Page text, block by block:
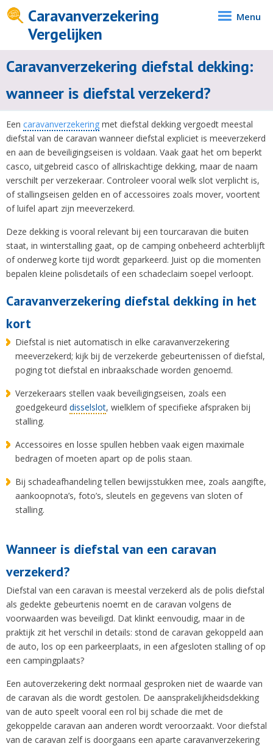
Caravanverzekering
Vergelijken
Menu
Caravanverzekering diefstal dekking:
wanneer is diefstal verzekerd?
Een caravanverzekering met diefstal dekking vergoedt meestal
diefstal van de caravan wanneer diefstal expliciet is meeverzekerd
en aan de beveiligingseisen is voldaan. Vaak gaat het om beperkt
casco, uitgebreid casco of allriskachtige dekking, maar de naam
verschilt per verzekeraar. Controleer vooral welk slot verplicht is,
of stallingseisen gelden en of accessoires zoals mover, voortent
of luifel apart zijn meeverzekerd.
Deze dekking is vooral relevant bij een tourcaravan die buiten
staat, in winterstalling gaat, op de camping onbeheerd achterblijft
of onderweg korte tijd wordt geparkeerd. Juist op die momenten
bepalen kleine polisdetails of een schadeclaim soepel verloopt.
Caravanverzekering diefstal dekking in het
kort
Diefstal is niet automatisch in elke caravanverzekering
meeverzekerd; kijk bij de verzekerde gebeurtenissen of diefstal,
poging tot diefstal en inbraakschade worden genoemd.
Verzekeraars stellen vaak beveiligingseisen, zoals een
goedgekeurd disselslot, wielklem of specifieke afspraken bij
stalling.
Accessoires en losse spullen hebben vaak eigen maximale
bedragen of moeten apart op de polis staan.
Bij schadeafhandeling tellen bewijsstukken mee, zoals aangifte,
aankoopnota’s, foto’s, sleutels en gegevens van sloten of
stalling.
Wanneer is diefstal van een caravan
verzekerd?
Diefstal van een caravan is meestal verzekerd als de polis diefstal
als gedekte gebeurtenis noemt en de caravan volgens de
voorwaarden was beveiligd. Dat klinkt eenvoudig, maar in de
praktijk zit het verschil in details: stond de caravan gekoppeld aan
de auto, los op een parkeerplaats, in een afgesloten stalling of op
een campingplaats?
Een autoverzekering dekt normaal gesproken niet de waarde van
de caravan als die wordt gestolen. De aansprakelijkheidsdekking
van de auto speelt vooral een rol bij schade die met de
gekoppelde caravan aan anderen wordt veroorzaakt. Voor diefstal
van de caravan zelf is doorgaans een aparte caravanverzekering